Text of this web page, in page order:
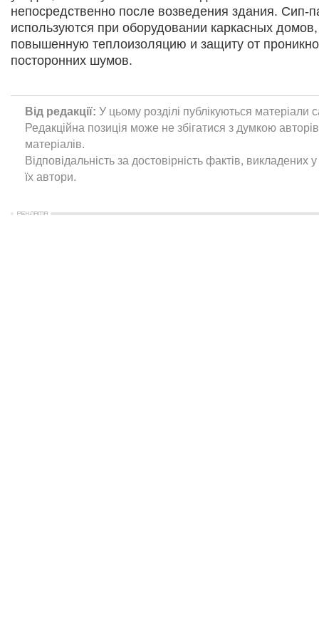
непосредственно после возведения здания. Сип-
используются при оборудовании каркасных
повышенную теплоизоляцию и защиту от
посторонних шумов.
Від редакції: У цьому розділі публікуються матеріали
Редакційна позиція може не збігатися з думкою
матеріалів.
Відповідальність за достовірність фактів, викладених
їх автори.